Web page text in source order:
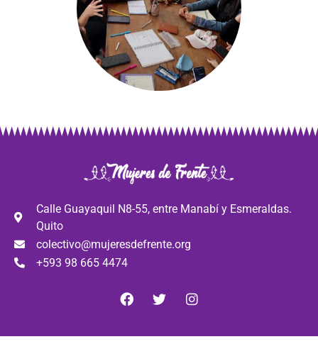
Calle Guayaquil N8-55, entre Manabí y Esmeraldas.
Quito
colectivo@mujeresdefrente.org
+593 98 665 4474